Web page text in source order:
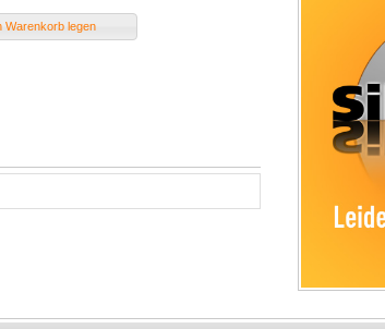
Warenkorb legen